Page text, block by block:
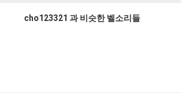
cho123321 과 비슷한 벨소리들